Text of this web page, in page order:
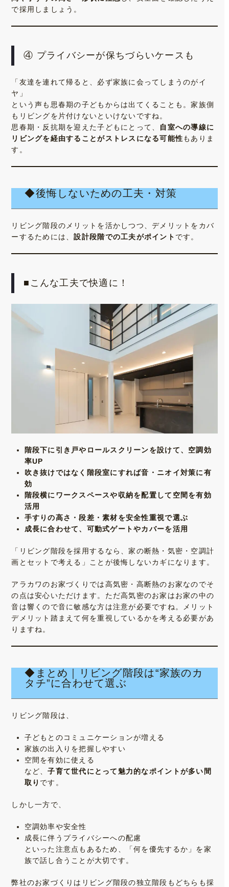
で採用しましょう。
④ プライバシーが保ちづらいケースも
「友達を連れて帰ると、必ず家族に会ってしまうのがイ
ヤ」
という声も思春期の子どもからは出てくることも。家族側
もリビングを片付けないといけないですね。
思春期・反抗期を迎えた子どもにとって、
自室への導線に
リビングを経由することがストレスになる可能性もありま
す。
◆後悔しないための工夫・対策
リビング階段のメリットを活かしつつ、デメリットをカバ
ーするためには、設計段階での工夫がポイント です。
■こんな工夫で快適に！
階段下に引き戸やロールスクリーンを設けて、空調効
率UP
吹き抜けではなく階段室にすれば音・ニオイ対策に有
効
階段横にワークスペースや収納を配置して空間を有効
活用
手すりの高さ・段差・素材を安全性重視で選ぶ
成長に合わせて、可動式ゲートやカバーを活用
「リビング階段を採用するなら、家の断熱・気密・空調計
画とセットで考える」ことが後悔しないカギになります。
アラカワのお家づくりでは高気密・高断熱のお家なのでそ
の点は安心いただけます。ただ高気密のお家はお家の中の
音は響くので音に敏感な方は注意が必要ですね。メリット
デメリット踏まえて何を重視しているかを考える必要があ
りますね。
◆まとめ｜リビング階段は“家族のカ
タチ”に合わせて選ぶ
リビング階段は、
子どもとのコミュニケーションが増える
家族の出入りを把握しやすい
空間を有効に使える
など、子育て世代にとって魅力的なポイントが多い間
取り です。
しかし一方で、
空調効率や安全性
成長に伴うプライバシーへの配慮
といった注意点もあるため、「何を優先するか」を家
族で話し合うことが大切です。
弊社のお家づくりはリビング階段の独立階段もどちらも採